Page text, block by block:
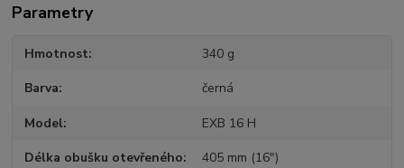
Parametry
Hmotnost 340 g
Barva černá
Model EXB 16 H
Délka obušku otevřeného 405 mm (16")